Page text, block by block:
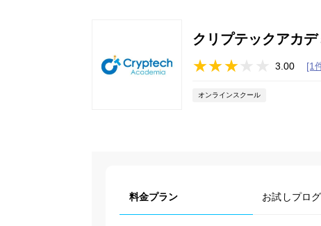
クリプテックアカデ
3.00 [1
オンラインスクール
料金プラン お試しプロ